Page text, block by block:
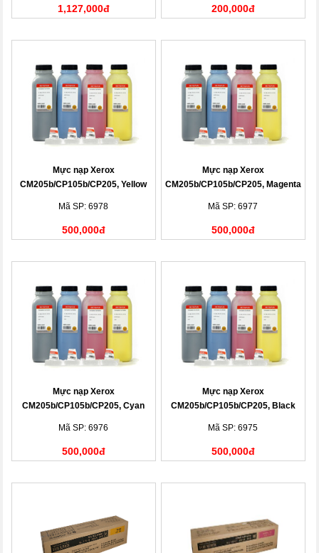
1,127,000đ 200,000đ
Mực nạp Xerox
CM205b/CP105b/CP205, Yellow
Mã SP: 6978
500,000đ
Mực nạp Xerox
CM205b/CP105b/CP205, Magenta
Mã SP: 6977
500,000đ
Mực nạp Xerox
CM205b/CP105b/CP205, Cyan
Mã SP: 6976
500,000đ
Mực nạp Xerox
CM205b/CP105b/CP205, Black
Mã SP: 6975
500,000đ